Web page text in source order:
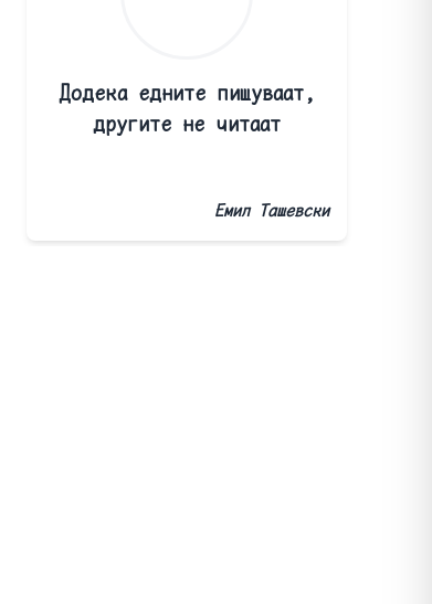
Додека едните пишуваат,
другите не читаат
Емил Ташевски